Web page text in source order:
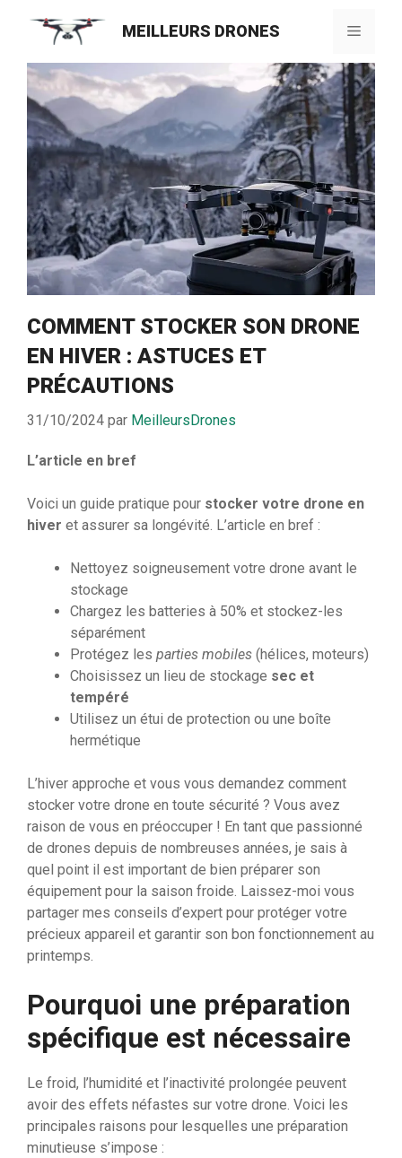
MEILLEURS DRONES Menu
COMMENT STOCKER SON DRONE
EN HIVER : ASTUCES ET
PRÉCAUTIONS
31/10/2024 par MeilleursDrones
L’article en bref
Voici un guide pratique pour stocker votre drone en
hiver et assurer sa longévité. L’article en bref :
Nettoyez soigneusement votre drone avant le
stockage
Chargez les batteries à 50% et stockez-les
séparément
Protégez les parties mobiles (hélices, moteurs)
Choisissez un lieu de stockage sec et
tempéré
Utilisez un étui de protection ou une boîte
hermétique
L’hiver approche et vous vous demandez comment
stocker votre drone en toute sécurité ? Vous avez
raison de vous en préoccuper ! En tant que passionné
de drones depuis de nombreuses années, je sais à
quel point il est important de bien préparer son
équipement pour la saison froide. Laissez-moi vous
partager mes conseils d’expert pour protéger votre
précieux appareil et garantir son bon fonctionnement au
printemps.
Pourquoi une préparation
spécifique est nécessaire
Le froid, l’humidité et l’inactivité prolongée peuvent
avoir des effets néfastes sur votre drone. Voici les
principales raisons pour lesquelles une préparation
minutieuse s’impose :